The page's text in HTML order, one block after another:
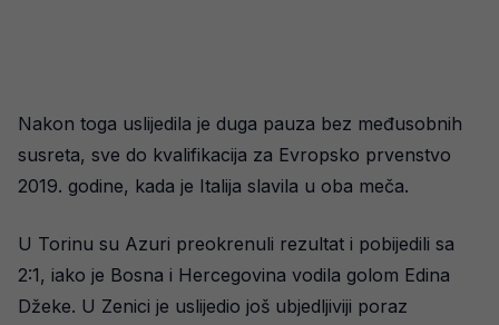
Nakon toga uslijedila je duga pauza bez međusobnih
susreta, sve do kvalifikacija za Evropsko prvenstvo
2019. godine, kada je Italija slavila u oba meča.
U Torinu su Azuri preokrenuli rezultat i pobijedili sa
2:1, iako je Bosna i Hercegovina vodila golom Edina
Džeke. U Zenici je uslijedio još ubjedljiviji poraz